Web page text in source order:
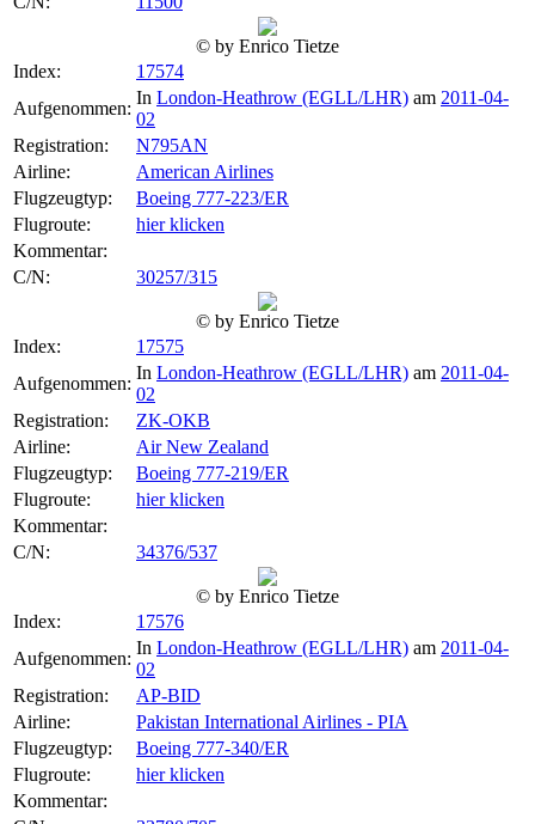
© by Enrico Tietze
Index:
17574
Aufgenommen:
In London-Heathrow (EGLL/LHR) am 2011-04-
02
Registration:
N795AN
Airline:
American Airlines
Flugzeugtyp:
Boeing 777-223/ER
Flugroute:
hier klicken
Kommentar:
C/N:
30257/315
© by Enrico Tietze
Index:
17575
Aufgenommen:
In London-Heathrow (EGLL/LHR) am 2011-04-
02
Registration:
ZK-OKB
Airline:
Air New Zealand
Flugzeugtyp:
Boeing 777-219/ER
Flugroute:
hier klicken
Kommentar:
C/N:
34376/537
© by Enrico Tietze
Index:
17576
Aufgenommen:
In London-Heathrow (EGLL/LHR) am 2011-04-
02
Registration:
AP-BID
Airline:
Pakistan International Airlines - PIA
Flugzeugtyp:
Boeing 777-340/ER
Flugroute:
hier klicken
Kommentar: